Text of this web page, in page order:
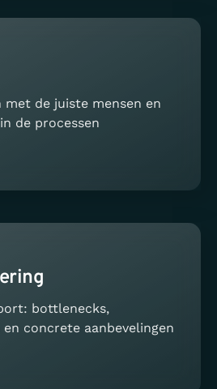
met de juiste mensen en
de processen
bottlenecks,
concrete aanbevelingen